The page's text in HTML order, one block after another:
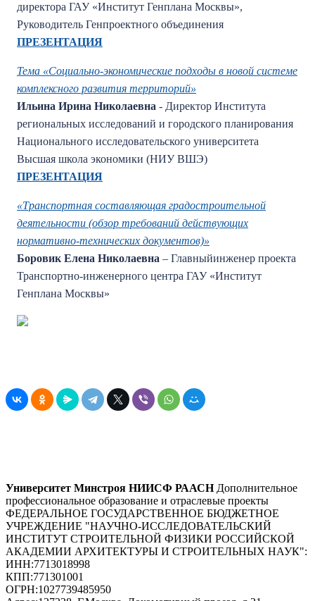
директора ГАУ «Институт Генплана Москвы»,
Руководитель Генпроектного объединения
ПРЕЗЕНТАЦИЯ
Тема «Социально-экономические подходы в новой системе
комплексного развития территорий»
Ильина Ирина Николаевна - Директор Института
региональных исследований и городского планирования
Национального исследовательского университета
Высшая школа экономики (НИУ ВШЭ)
ПРЕЗЕНТАЦИЯ
«Транспортная составляющая градостроительной
деятельности (обзор требований действующих
нормативно-технических документов)»
Боровик Елена Николаевна – Главныйинженер проекта
Транспортно-инженерного центра ГАУ «Институт
Генплана Москвы»
Университет Минстроя НИИСФ РААСН Дополнительное
профессиональное образование и отраслевые проекты
ФЕДЕРАЛЬНОЕ ГОСУДАРСТВЕННОЕ БЮДЖЕТНОЕ
УЧРЕЖДЕНИЕ "НАУЧНО-ИССЛЕДОВАТЕЛЬСКИЙ
ИНСТИТУТ СТРОИТЕЛЬНОЙ ФИЗИКИ РОССИЙСКОЙ
АКАДЕМИИ АРХИТЕКТУРЫ И СТРОИТЕЛЬНЫХ НАУК":
ИНН:7713018998
КПП:771301001
ОГРН:1027739485950